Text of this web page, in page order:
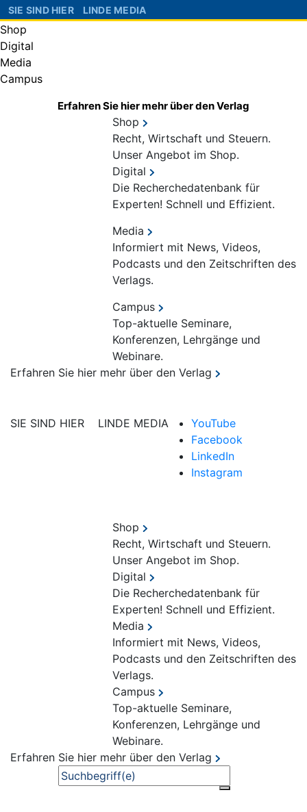
SIE SIND HIER LINDE MEDIA
Shop
Digital
Media
Campus
Erfahren Sie hier mehr über den Verlag
Shop
Recht, Wirtschaft und Steuern.
Unser Angebot im Shop.
Digital
Die Recherchedatenbank für
Experten! Schnell und Effizient.
Media
Informiert mit News, Videos,
Podcasts und den Zeitschriften des
Verlags.
Campus
Top-aktuelle Seminare,
Konferenzen, Lehrgänge und
Webinare.
Erfahren Sie hier mehr über den Verlag
SIE SIND HIER LINDE MEDIA
YouTube
Facebook
LinkedIn
Instagram
Shop
Recht, Wirtschaft und Steuern.
Unser Angebot im Shop.
Digital
Die Recherchedatenbank für
Experten! Schnell und Effizient.
Media
Informiert mit News, Videos,
Podcasts und den Zeitschriften des
Verlags.
Campus
Top-aktuelle Seminare,
Konferenzen, Lehrgänge und
Webinare.
Erfahren Sie hier mehr über den Verlag
Suche